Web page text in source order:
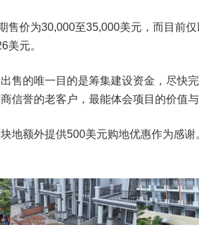
价为30,000至35,000美元，而目前
美元。
售的唯一目的是筹集建设资金，尽快
信誉的老客户，最能体会项目的价值与
地额外提供500美元购地优惠作为感谢